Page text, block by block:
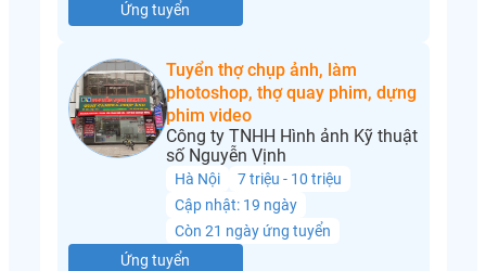
Ứng tuyển
Tuyển thợ chụp ảnh, làm
photoshop, thợ quay phim, dựng
phim video
Công ty TNHH Hình ảnh Kỹ thuật
số Nguyễn Vịnh
Hà Nội
7 triệu - 10 triệu
Cập nhật: 19 ngày
Còn 21 ngày ứng tuyển
Ứng tuyển